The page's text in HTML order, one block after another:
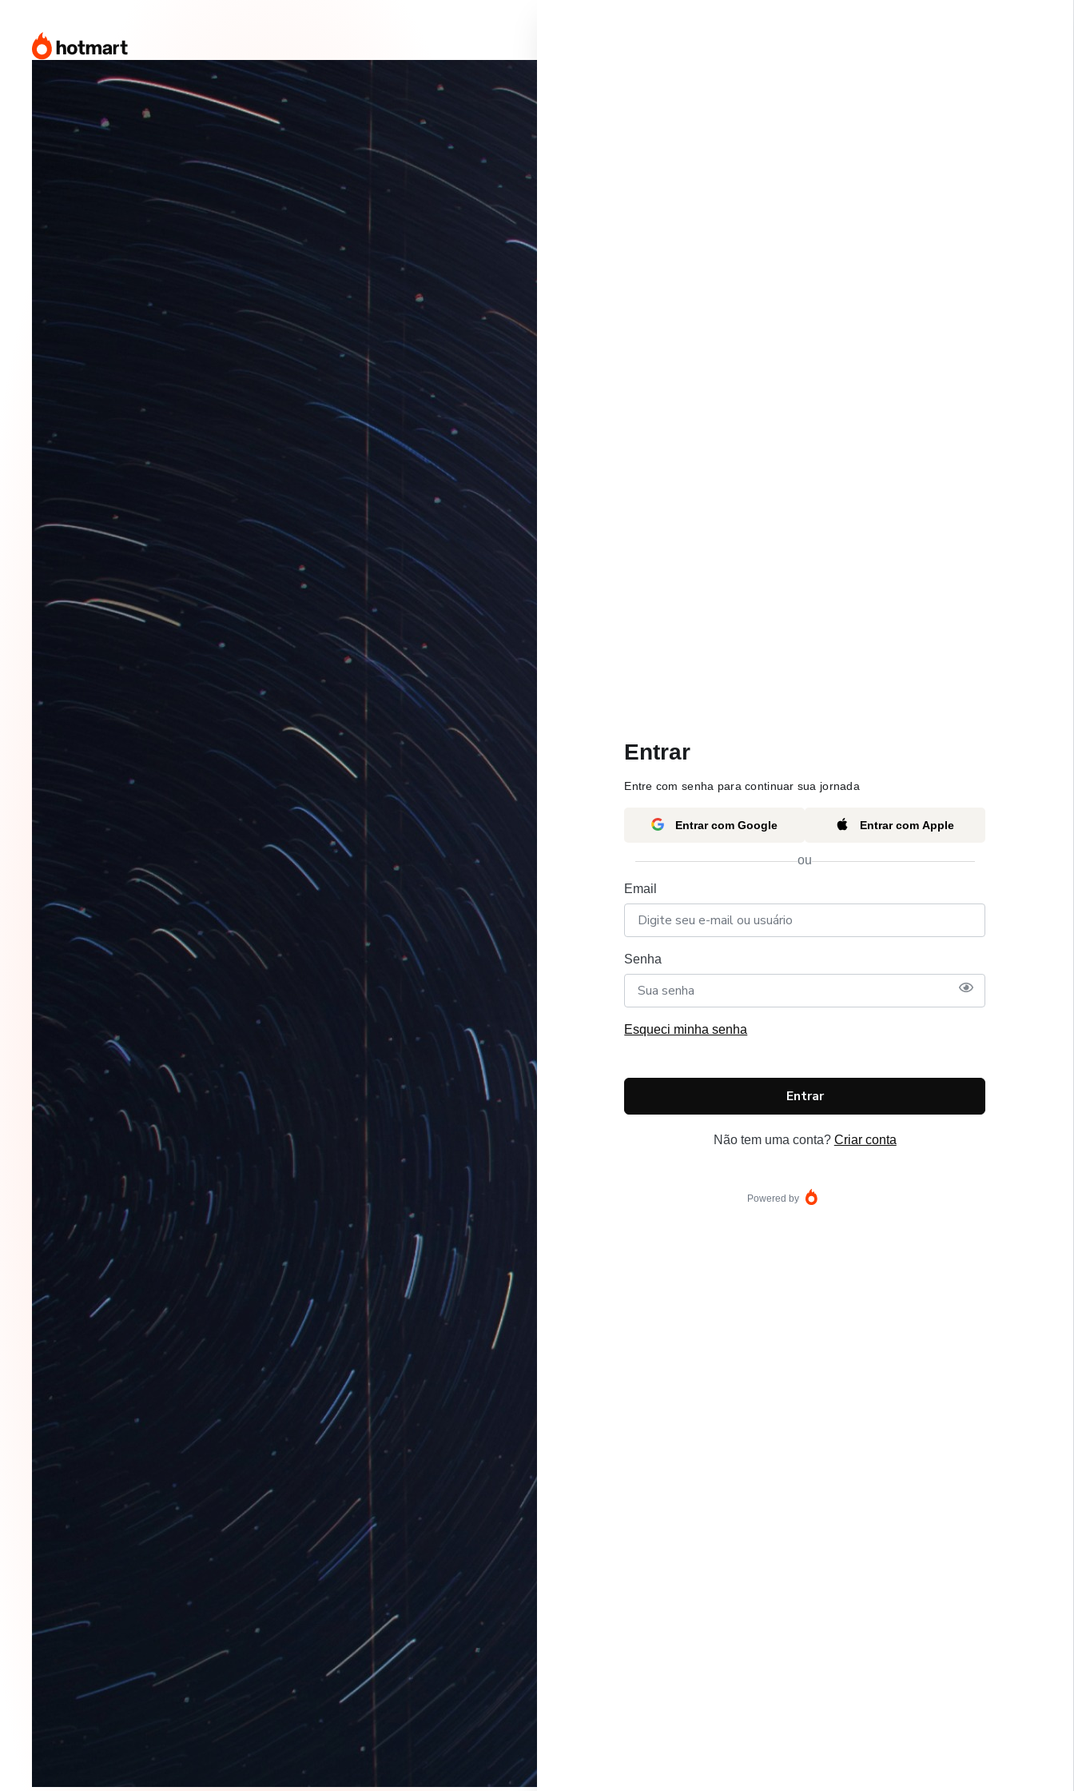
Entrar
Entre com senha para continuar sua jornada
Entrar com Google Entrar com Apple
ou
Email
Senha
Esqueci minha senha
Entrar
Não tem uma conta? Criar conta
Powered by